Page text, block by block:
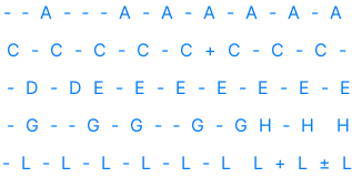
- ‐ A - ‐ - A - A - A - A - A - A
C - C - C - C - C + C - C - C -
- D - D E - E - E - E - E - E - E
- G - ‐ G - G - ‐ G - G H ‐ H H
- L - L - L - L - L - L L + L ± L